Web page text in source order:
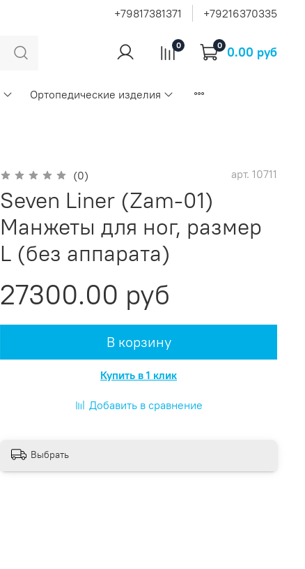
+79817381371 +79216370335
0 0 0.00 руб
Ортопедические изделия
(0) арт. 10711
Seven Liner (Zam-01)
Манжеты для ног, размер
L (без аппарата)
27300.00 руб
В корзину
Купить в 1 клик
Добавить в сравнение
Выбрать